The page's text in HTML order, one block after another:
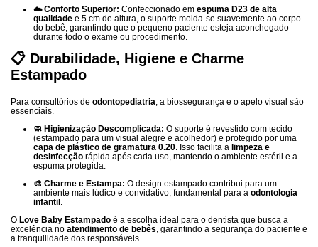
☁️ Conforto Superior: Confeccionado em espuma D23 de alta
qualidade e 5 cm de altura, o suporte molda-se suavemente ao corpo
do bebê, garantindo que o pequeno paciente esteja aconchegado
durante todo o exame ou procedimento.
📋 Durabilidade, Higiene e Charme
Estampado
Para consultórios de odontopediatria, a biossegurança e o apelo visual são
essenciais.
🧼 Higienização Descomplicada: O suporte é revestido com tecido
(estampado para um visual alegre e acolhedor) e protegido por uma
capa de plástico de gramatura 0.20. Isso facilita a limpeza e
desinfecção rápida após cada uso, mantendo o ambiente estéril e a
espuma protegida.
🎨 Charme e Estampa: O design estampado contribui para um
ambiente mais lúdico e convidativo, fundamental para a odontologia
infantil .
O Love Baby Estampado é a escolha ideal para o dentista que busca a
excelência no atendimento de bebês, garantindo a segurança do paciente e
a tranquilidade dos responsáveis.